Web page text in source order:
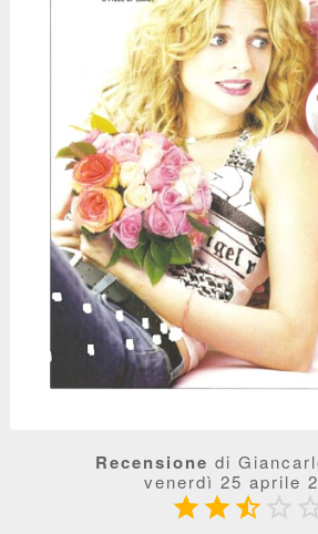
Recensione di
venerdì 25 aprile
 